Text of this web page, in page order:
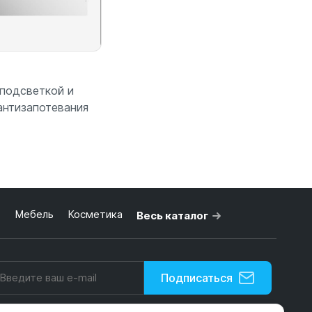
корзину
и
Мебель Косметика Весь каталог
Подписаться